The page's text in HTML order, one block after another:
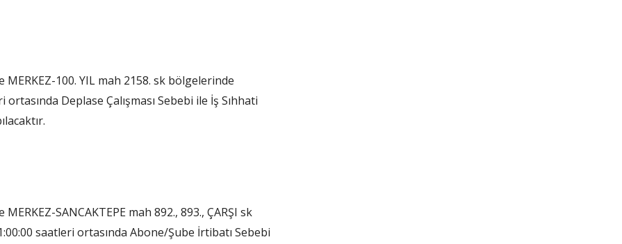
MERKEZ-100. YIL mah 2158. sk bölgelerinde
Deplase Çalışması Sebebi ile İş Sıhhati
SANCAKTEPE mah 892., 893., ÇARŞI sk
saatleri ortasında Abone/Şube İrtibatı Sebebi